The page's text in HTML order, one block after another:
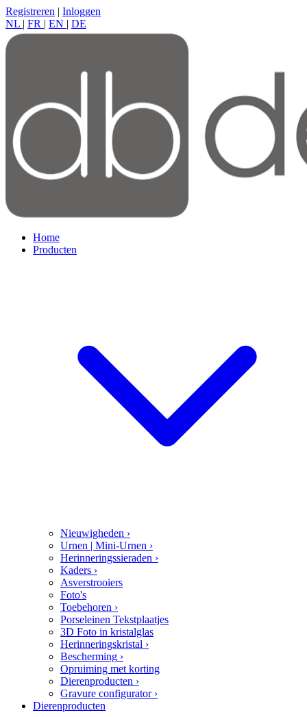
Registreren | Inloggen
NL | FR | EN | DE
Home
Producten
Nieuwigheden ›
Urnen | Mini-Urnen ›
Herinneringssieraden ›
Kaders ›
Asverstrooiers
Foto's
Toebehoren ›
Porseleinen Tekstplaatjes
3D Foto in kristalglas
Herinneringskristal ›
Bescherming ›
Opruiming met korting
Dierenproducten ›
Gravure configurator ›
Dierenproducten